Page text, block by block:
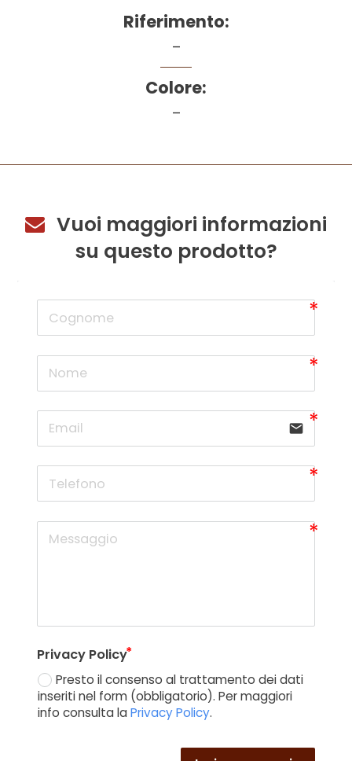
Riferimento:
–
Colore:
–
Vuoi maggiori informazioni
su questo prodotto?
email
Privacy Policy
Presto il consenso al trattamento dei dati
inseriti nel form (obbligatorio). Per maggiori
info consulta laPrivacy Policy.